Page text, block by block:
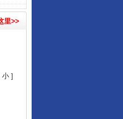
里>>
小 ]